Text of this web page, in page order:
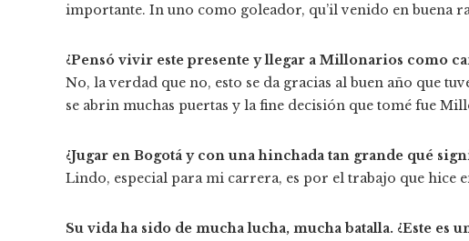
importante. In uno como goleador, qu’il venido en buena
¿Pensó vivir este presente y llegar a Millonarios como
No, la verdad que no, esto se da gracias al buen año que
se abrin muchas puertas y la fine decisión que tomé fue
¿Jugar en Bogotá y con una hinchada tan grande qué
Lindo, especial para mi carrera, es por el trabajo que hice
Su vida ha sido de mucha lucha, mucha batalla. ¿Este es